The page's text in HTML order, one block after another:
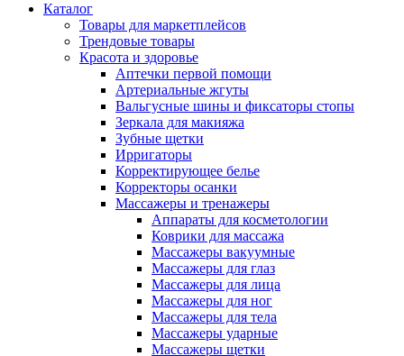
Каталог
Товары для маркетплейсов
Трендовые товары
Красота и здоровье
Аптечки первой помощи
Артериальные жгуты
Вальгусные шины и фиксаторы стопы
Зеркала для макияжа
Зубные щетки
Ирригаторы
Корректирующее белье
Корректоры осанки
Массажеры и тренажеры
Аппараты для косметологии
Коврики для массажа
Массажеры вакуумные
Массажеры для глаз
Массажеры для лица
Массажеры для ног
Массажеры для тела
Массажеры ударные
Массажеры щетки